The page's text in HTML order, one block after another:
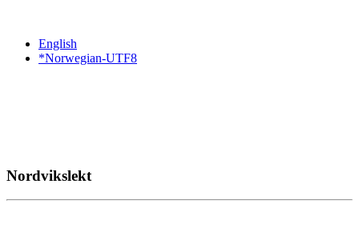
English
*Norwegian-UTF8
Nordvikslekt